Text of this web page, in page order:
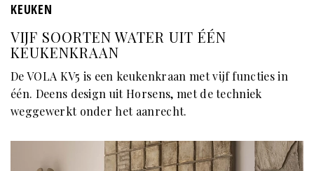
KEUKEN
VIJF SOORTEN WATER UIT ÉÉN
KEUKENKRAAN
De VOLA KV5 is een keukenkraan met vijf functies in
één. Deens design uit Horsens, met de techniek
weggewerkt onder het aanrecht.